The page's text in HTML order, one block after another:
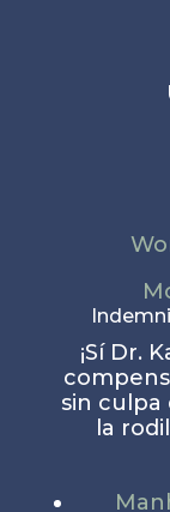
¡Sí Dr.
sin culpa
la